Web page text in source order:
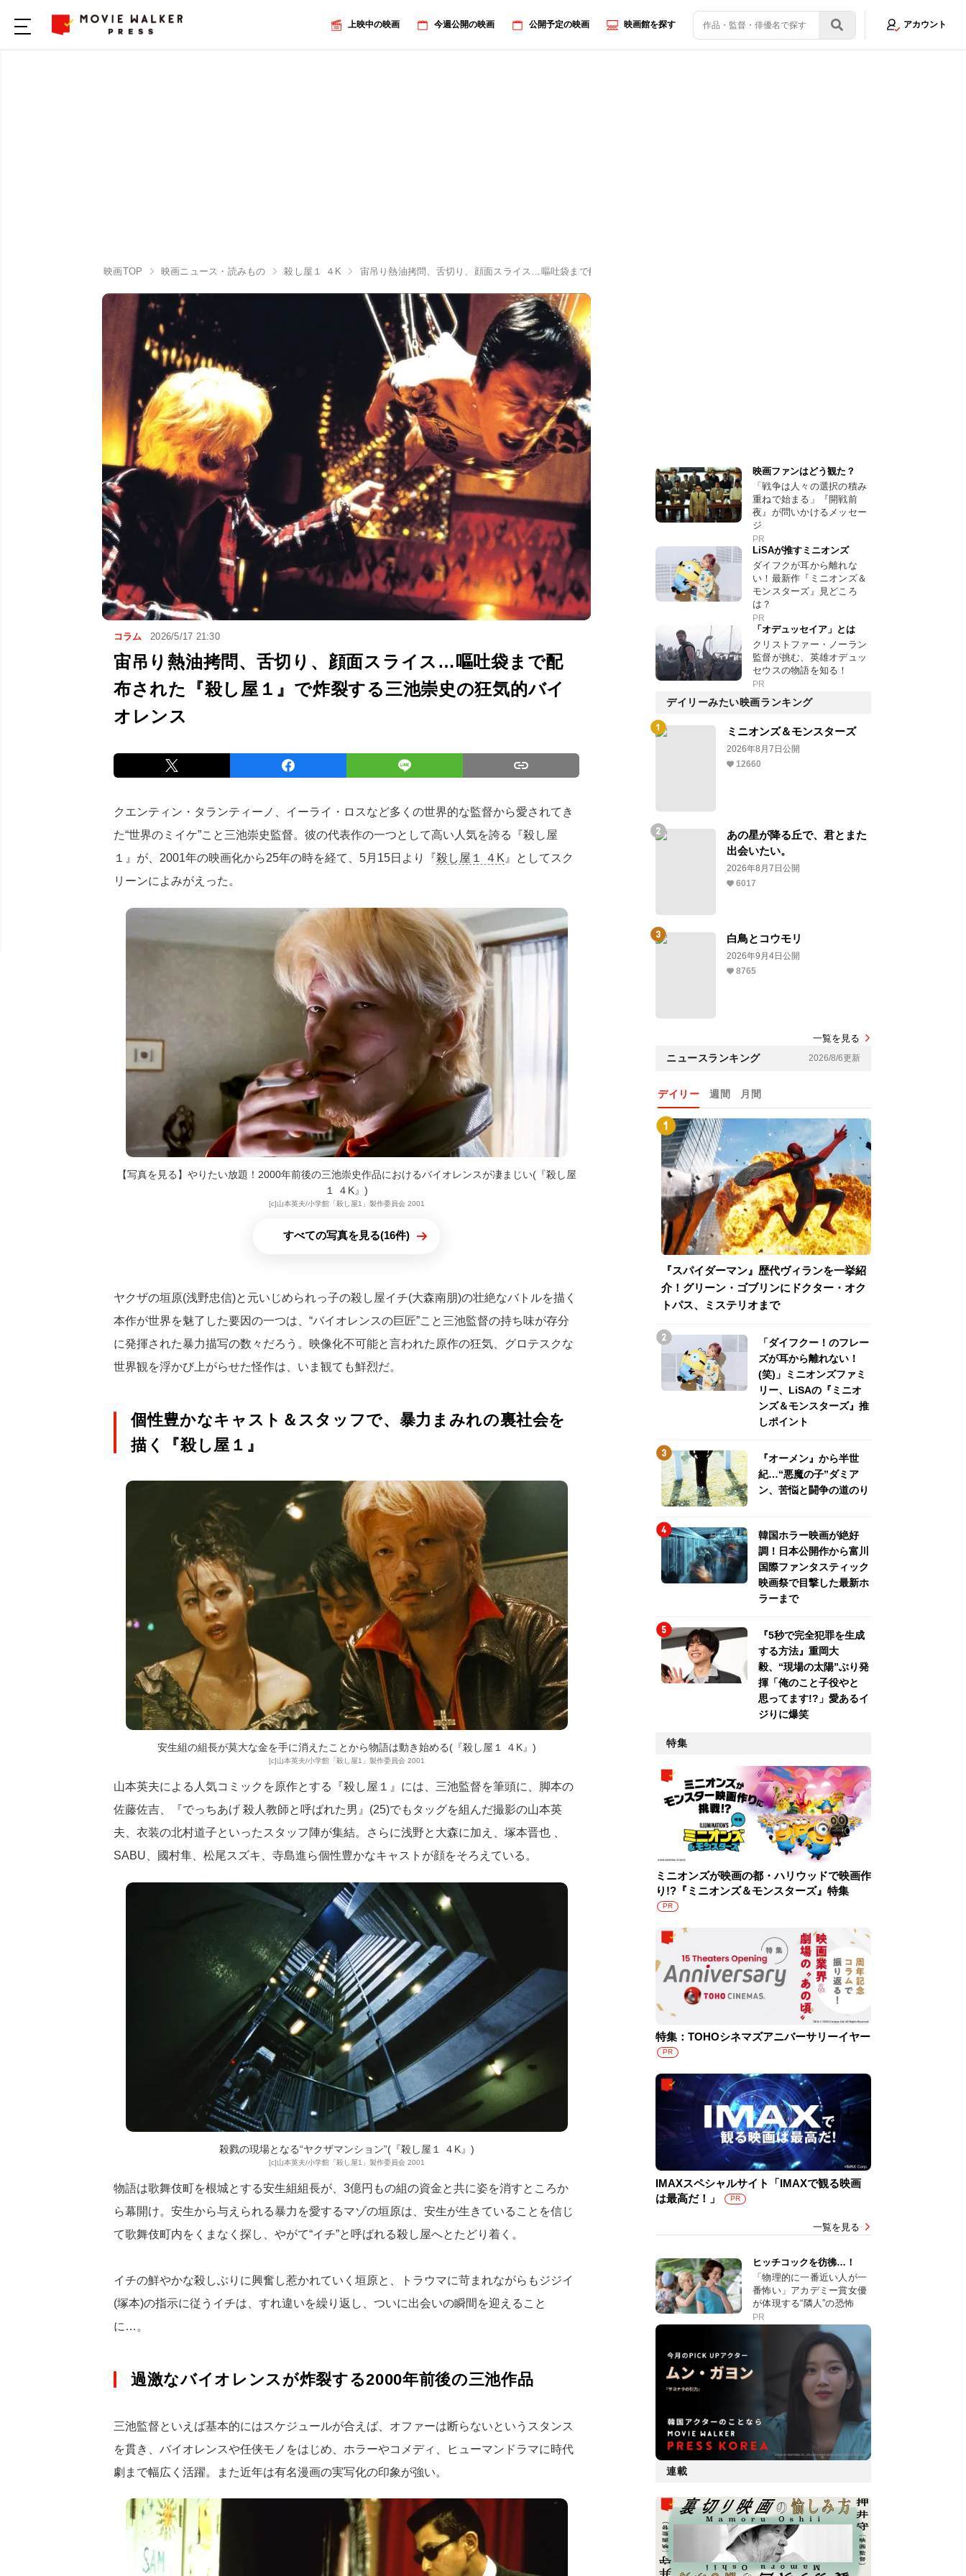
上映中の映画 今週公開の映画 公開予定の映画 映画館を探す アカウント
映画TOP 映画ニュース・読みもの 殺し屋１ ４K 宙吊り熱油拷問、舌切り、顔面スライス…嘔吐袋まで配布された『殺し屋１』で炸裂する三池崇史の狂気的バイオレンス
コラム 2026/5/17 21:30
宙吊り熱油拷問、舌切り、顔面スライス…嘔吐袋まで配
布された『殺し屋１』で炸裂する三池崇史の狂気的バイ
オレンス
クエンティン・タランティーノ、イーライ・ロスなど多くの世界的な監督から愛されてき
た“世界のミイケ”こと三池崇史監督。彼の代表作の一つとして高い人気を誇る『殺し屋
１』が、2001年の映画化から25年の時を経て、5月15日より『殺し屋１ ４K 』としてスク
リーンによみがえった。
【写真を見る】やりたい放題！2000年前後の三池崇史作品におけるバイオレンスが凄まじい(『殺し屋
１ ４K』)
[c]山本英夫/小学館「殺し屋1」製作委員会 2001
すべての写真を見る(16件)
ヤクザの垣原(浅野忠信)と元いじめられっ子の殺し屋イチ(大森南朋)の壮絶なバトルを描く
本作が世界を魅了した要因の一つは、“バイオレンスの巨匠”こと三池監督の持ち味が存分
に発揮された暴力描写の数々だろう。映像化不可能と言われた原作の狂気、グロテスクな
世界観を浮かび上がらせた怪作は、いま観ても鮮烈だ。
個性豊かなキャスト＆スタッフで、暴力まみれの裏社会を
描く『殺し屋１』
安生組の組長が莫大な金を手に消えたことから物語は動き始める(『殺し屋１ ４K』)
[c]山本英夫/小学館「殺し屋1」製作委員会 2001
山本英夫による人気コミックを原作とする『殺し屋１』には、三池監督を筆頭に、脚本の
佐藤佐吉、『でっちあげ 殺人教師と呼ばれた男』(25)でもタッグを組んだ撮影の山本英
夫、衣装の北村道子といったスタッフ陣が集結。さらに浅野と大森に加え、塚本晋也 、
SABU、國村隼、松尾スズキ、寺島進ら個性豊かなキャストが顔をそろえている。
殺戮の現場となる“ヤクザマンション”(『殺し屋１ ４K』)
[c]山本英夫/小学館「殺し屋1」製作委員会 2001
物語は歌舞伎町を根城とする安生組組長が、3億円もの組の資金と共に姿を消すところか
ら幕開け。安生から与えられる暴力を愛するマゾの垣原は、安生が生きていることを信じ
て歌舞伎町内をくまなく探し、やがて“イチ”と呼ばれる殺し屋へとたどり着く。
イチの鮮やかな殺しぶりに興奮し惹かれていく垣原と、トラウマに苛まれながらもジジイ
(塚本)の指示に従うイチは、すれ違いを繰り返し、ついに出会いの瞬間を迎えること
に…。
過激なバイオレンスが炸裂する2000年前後の三池作品
三池監督といえば基本的にはスケジュールが合えば、オファーは断らないというスタンス
を貫き、バイオレンスや任侠モノをはじめ、ホラーやコメディ、ヒューマンドラマに時代
劇まで幅広く活躍。また近年は有名漫画の実写化の印象が強い。
映画ファンはどう観た？
「戦争は人々の選択の積み
重ねで始まる」『開戦前
夜』が問いかけるメッセー
ジ
PR
LiSAが推すミニオンズ
ダイフクが耳から離れな
い！最新作『ミニオンズ＆
モンスターズ』見どころ
は？
PR
「オデュッセイア」とは
クリストファー・ノーラン
監督が挑む、英雄オデュッ
セウスの物語を知る！
PR
デイリーみたい映画ランキング
ミニオンズ＆モンスターズ
2026年8月7日公開
12660
あの星が降る丘で、君とまた
出会いたい。
2026年8月7日公開
6017
白鳥とコウモリ
2026年9月4日公開
8765
一覧を見る
ニュースランキング 2026/8/6更新
デイリー 週間 月間
『スパイダーマン』歴代ヴィランを一挙紹
介！グリーン・ゴブリンにドクター・オク
トパス、ミステリオまで
「ダイフクー！のフレー
ズが耳から離れない！
(笑)」ミニオンズファミ
リー、LiSAの『ミニオ
ンズ＆モンスターズ』推
しポイント
『オーメン』から半世
紀…“悪魔の子”ダミア
ン、苦悩と闘争の道のり
韓国ホラー映画が絶好
調！日本公開作から富川
国際ファンタスティック
映画祭で目撃した最新ホ
ラーまで
『5秒で完全犯罪を生成
する方法』重岡大
毅、“現場の太陽”ぶり発
揮「俺のこと子役やと
思ってます!?」愛あるイ
ジりに爆笑
特集
ミニオンズが映画の都・ハリウッドで映画作
り!?『ミニオンズ＆モンスターズ』特集
PR
特集：TOHOシネマズアニバーサリーイヤー
PR
IMAXスペシャルサイト「IMAXで観る映画
は最高だ！」
PR
一覧を見る
ヒッチコックを彷彿…！
「物理的に一番近い人が一
番怖い」アカデミー賞女優
が体現する“隣人”の恐怖
PR
連載